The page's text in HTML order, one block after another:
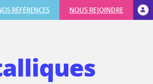
RÉFÉRENCES NOUS REJOINDRE